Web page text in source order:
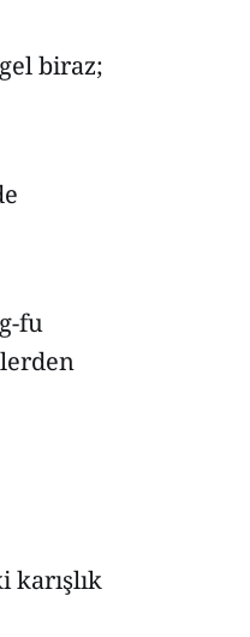
biraz;
fu
karışlık